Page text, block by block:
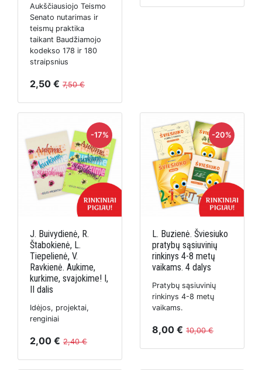
Aukščiausiojo Teismo
Senato nutarimas ir
teismų praktika
taikant Baudžiamojo
kodekso 178 ir 180
straipsnius
2,50 € 7,50 €
-17%
J. Buivydienė, R.
Štabokienė, L.
Tiepelienė, V.
Ravkienė. Aukime,
kurkime, svajokime! I,
II dalis
Idėjos, projektai,
renginiai
2,00 € 2,40 €
-20%
L. Buzienė. Šviesiuko
pratybų sąsiuvinių
rinkinys 4-8 metų
vaikams. 4 dalys
Pratybų sąsiuvinių
rinkinys 4-8 metų
vaikams.
8,00 € 10,00 €